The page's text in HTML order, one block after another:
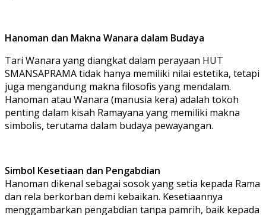
Hanoman dan Makna Wanara dalam Budaya
Tari Wanara yang diangkat dalam perayaan HUT
SMANSAPRAMA tidak hanya memiliki nilai estetika, tetapi
juga mengandung makna filosofis yang mendalam.
Hanoman atau Wanara (manusia kera) adalah tokoh
penting dalam kisah Ramayana yang memiliki makna
simbolis, terutama dalam budaya pewayangan.
Simbol Kesetiaan dan Pengabdian
Hanoman dikenal sebagai sosok yang setia kepada Rama
dan rela berkorban demi kebaikan. Kesetiaannya
menggambarkan pengabdian tanpa pamrih, baik kepada